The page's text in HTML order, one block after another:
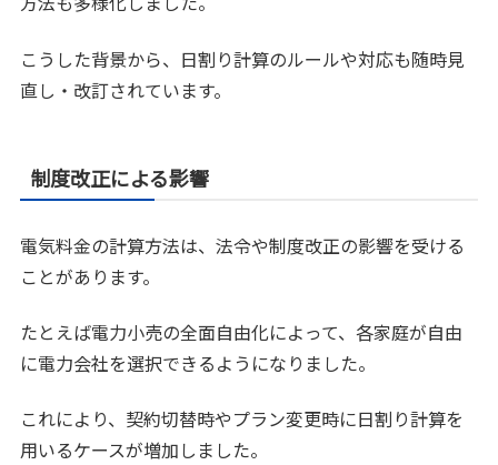
こうした背景から、日割り計算のルールや対応も随時見
直し・改訂されています。
制度改正による影響
電気料金の計算方法は、法令や制度改正の影響を受ける
ことがあります。
たとえば電力小売の全面自由化によって、各家庭が自由
に電力会社を選択できるようになりました。
これにより、契約切替時やプラン変更時に日割り計算を
用いるケースが増加しました。